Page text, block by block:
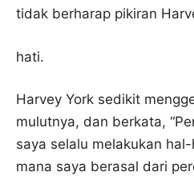
tidak berharap pikiran
hati.
Harvey York sedikit
mulutnya, dan berkata,
saya selalu melakukan
mana saya berasal dari